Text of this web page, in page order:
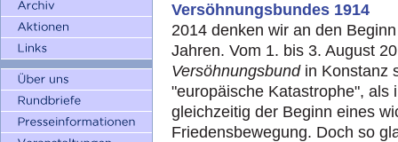
Versöhnungsbundes 1914
2014 denken wir an den
Jahren. Vom 1. bis 3. August
Versöhnungsbundin Konstanz
"europäische Katastrophe", als
gleichzeitig der Beginn eines
Friedensbewegung. Doch so